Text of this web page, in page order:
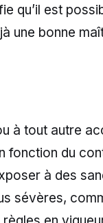
qu’il est
une bonne
à tout autre
fonction du
à des
sévères,